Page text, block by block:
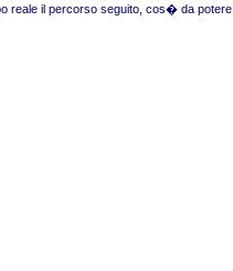
reale il percorso seguito, cos� da potere